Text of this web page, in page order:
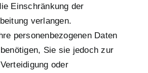
Einschränkung der
verlangen.
personenbezogenen Daten
Sie sie jedoch zur
oder